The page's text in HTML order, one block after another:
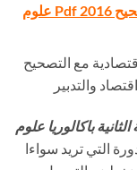
امتحانات وطنية في مادة الفلسفة مع التصحيح Pdf 2016 علوم
الفلسفة 2016 علوم اقتصادية مع التصحيح
باكالوريا علوم
التي تريد سواءا